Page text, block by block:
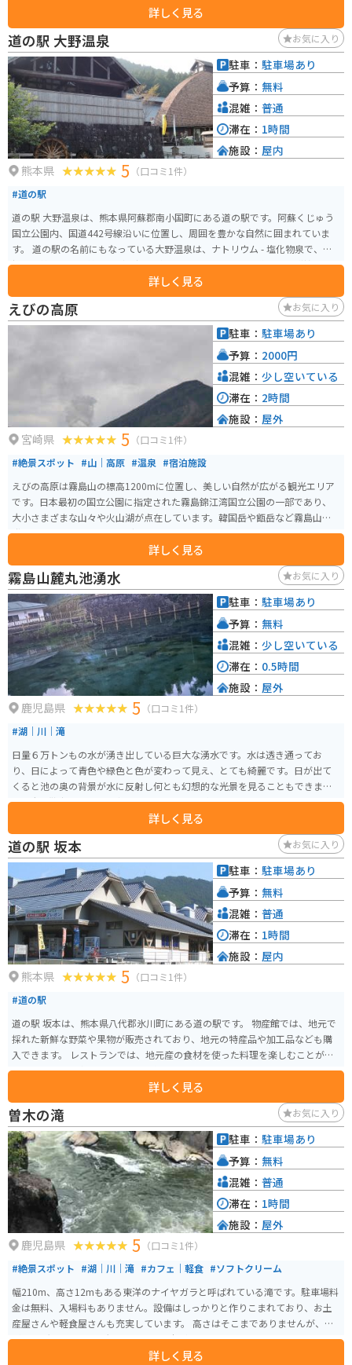
びの高原へ向かう道がツーリング向けでした。
詳しく見る
道の駅 大野温泉 お気に入り
熊本県 5 （口コミ1件）
#道の駅
道の駅 大野温泉は、熊本県阿蘇郡南小国町にある道の駅です。阿蘇くじゅう
国立公園内、国道442号線沿いに位置し、周囲を豊かな自然に囲まれていま
す。 道の駅の名前にもなっている大野温泉は、ナトリウム - 塩化物泉で、神
経痛や筋肉痛、関節痛などに効果があるとされています。道の駅に隣接して、
日帰り温泉施設「くぬぎ湯」があり、旅の疲れを癒すことができます。 レス
トランでは、地元の食材を使った料理や、だご汁などの郷土料理が楽しめま
す。売店では、地元産の野菜や果物、加工品などが販売されており、お土産
にも最適です。 バイクでのツーリングにも最適な場所で、阿蘇の雄大な景色
を眺めながら、快適なツーリングを楽しむことができます。道の駅には、バ
泉など、観光スポットも点在しているので、観光の拠点としても最適です。
詳しく見る
駐車： 駐車場あり
予算： 無料
混雑： 普通
滞在： 1時間
施設： 屋内
えびの高原 お気に入り
宮崎県 5 （口コミ1件）
#絶景スポット #山｜高原 #温泉 #宿泊施設
えびの高原は霧島山の標高1200mに位置し、美しい自然が広がる観光エリア
です。日本最初の国立公園に指定された霧島錦江湾国立公園の一部であり、
大小さまざまな山々や火山湖が点在しています。韓国岳や甑岳など霧島山の
登山口であり、トレッキングスポットとしても人気が高いです。 この地域は
硫黄山の火山活動の影響で、ミヤマキリシマやススキの草原が広がってお
り、ノカイドウの自生地として国の天然記念物に指定されています。このノ
カイドウは世界中で霧島にしか自生しない植物です。また、春から初夏にか
けてはミヤマキリシマや大山レンゲ、夏つばきなどが見られ、秋には鮮やか
な紅葉で彩られています。 えびの高原にはエコミュージアムセンター、日本
最南端の屋外スケート場、ホテル、土産物屋、キャンプ場などの施設が整備
されています。地元の伝承では、かつて一帯を占めていたススキが火山ガス
の影響で「えび色」に変わったことが、「えびの高原」の地名の由来だとさ
れています。
詳しく見る
駐車： 駐車場あり
予算： 2000円
混雑： 少し空いている
滞在： 2時間
施設： 屋外
霧島山麓丸池湧水 お気に入り
鹿児島県 5 （口コミ1件）
#湖｜川｜滝
日量６万トンもの水が湧き出している巨大な湧水です。水は透き通ってお
り、日によって青色や緑色と色が変わって見え、とても綺麗です。日が出て
くると池の奥の背景が水に反射し何とも幻想的な光景を見ることもできま
す。犬の散歩をしている方たちも多く居心地がいいです。
詳しく見る
駐車： 駐車場あり
予算： 無料
混雑： 少し空いている
滞在： 0.5時間
施設： 屋外
道の駅 坂本 お気に入り
熊本県 5 （口コミ1件）
#道の駅
道の駅 坂本は、熊本県八代郡氷川町にある道の駅です。 物産館では、地元で
採れた新鮮な野菜や果物が販売されており、地元の特産品や加工品なども購
入できます。 レストランでは、地元産の食材を使った料理を楽しむことがで
きます。特に、氷川町特産の栗を使った「栗めし」や「栗ソフトクリーム」
所として利用しやすいです。 また、道の駅 坂本は、緑豊かな場所に位置して
おり、周辺には、球磨川や八代海など、自然豊かな観光スポットがたくさん
あります。 ツーリングの休憩場所として立ち寄るのも良いでしょう。
詳しく見る
駐車： 駐車場あり
予算： 無料
混雑： 普通
滞在： 1時間
施設： 屋内
曽木の滝 お気に入り
鹿児島県 5 （口コミ1件）
#絶景スポット #湖｜川｜滝 #カフェ｜軽食 #ソフトクリーム
幅210m、高さ12mもある東洋のナイヤガラと呼ばれている滝です。駐車場料
金は無料、入場料もありません。設備はしっかりと作りこまれており、お土
産屋さんや軽食屋さんも充実しています。 高さはそこまでありませんが、幅
が200m超えと非常に大きいので、迫力があります。
詳しく見る
駐車： 駐車場あり
予算： 無料
混雑： 普通
滞在： 1時間
施設： 屋外